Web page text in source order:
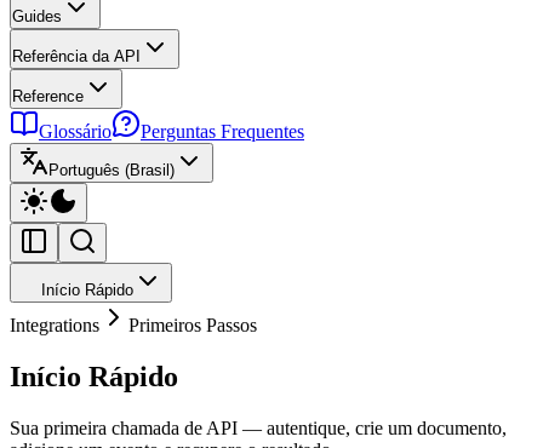
Guides
Referência da API
Reference
Glossário Perguntas Frequentes
Português (Brasil)
Início Rápido
Integrations Primeiros Passos
Início Rápido
Sua primeira chamada de API — autentique, crie um documento,